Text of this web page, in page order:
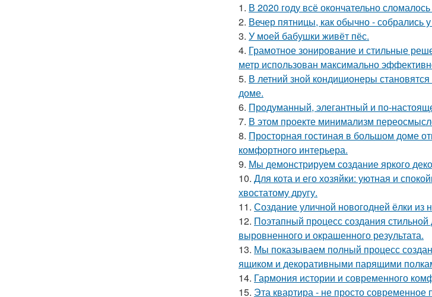
1. В 2020 году всё окончательно
2. Вечер пятницы, как обычно - собрались
3. У моей бабушки живёт пёс.
4. Грамотное зонирование и стильные
метр использован максимально
5. В летний зной кондиционеры
доме.
6. Продуманный, элегантный и по-
7. В этом проекте минимализм
8. Просторная гостиная в большом доме
комфортного интерьера.
9. Мы демонстрируем создание яркого
10. Для кота и его хозяйки: уютная и
хвостатому другу.
11. Создание уличной новогодней ёлки из
12. Поэтапный процесс создания
выровненного и окрашенного результата.
13. Мы показываем полный процесс
ящиком и декоративными парящими
14. Гармония истории и современного
15. Эта квартира - не просто